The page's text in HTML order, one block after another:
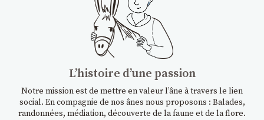
Lʼhistoire dʼune passion
Notre mission est de mettre en valeur l’âne à travers le lien
social. En compagnie de nos ânes nous proposons : Balades,
randonnées, médiation, découverte de la faune et de la flore.